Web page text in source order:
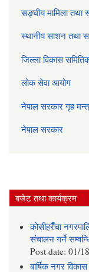
सङ्घीय मामिला तथा
स्थानीय साशन तथा
जिल्ला विकास
लोक सेवा आयोग
नेपाल सरकार गृह
नेपाल सरकार
बजेट तथा कार्यक्रम
कोसीहरैँचा
संचालन गर्ने
Post date:01/
बार्षिक नगर